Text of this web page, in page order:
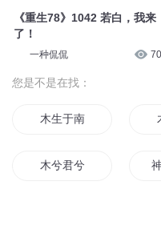
《重生78》1042 若白，我来
了！
一种侃侃
您是不是在找：
木生于南
木兮君兮